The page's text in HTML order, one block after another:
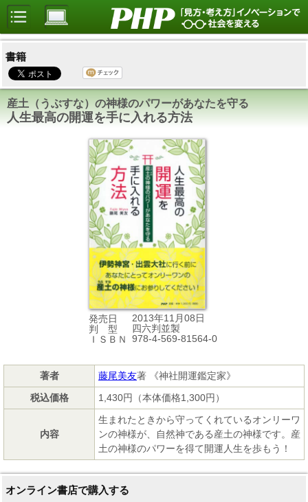
書籍
産土（うぶすな）の神様のパワーがあなたを守る
人生最高の開運を手に入れる方法
発売日
2013年11月08日
判 型
四六判並製
ＩＳＢＮ
978-4-569-81564-0
著者 藤尾美友著 《神社開運鑑定家》
税込価格
1,430円（本体価格1,300円）
内容
生まれたときから守ってくれているオンリーワ
ンの神様が、自然神である産土の神様です。産
土の神様のパワーを得て開運人生を歩もう！
オンライン書店で購入する